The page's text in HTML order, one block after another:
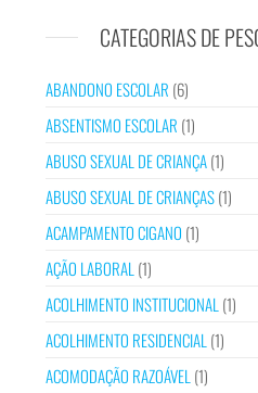
CATEGORIAS DE
ABANDONO ESCOLAR (6)
ABSENTISMO ESCOLAR (1)
ABUSO SEXUAL DE CRIANÇA(1)
ABUSO SEXUAL DE CRIANÇAS(1)
ACAMPAMENTO CIGANO (1)
AÇÃO LABORAL (1)
ACOLHIMENTO INSTITUCIONAL (1)
ACOLHIMENTO RESIDENCIAL (1)
ACOMODAÇÃO RAZOÁVEL (1)